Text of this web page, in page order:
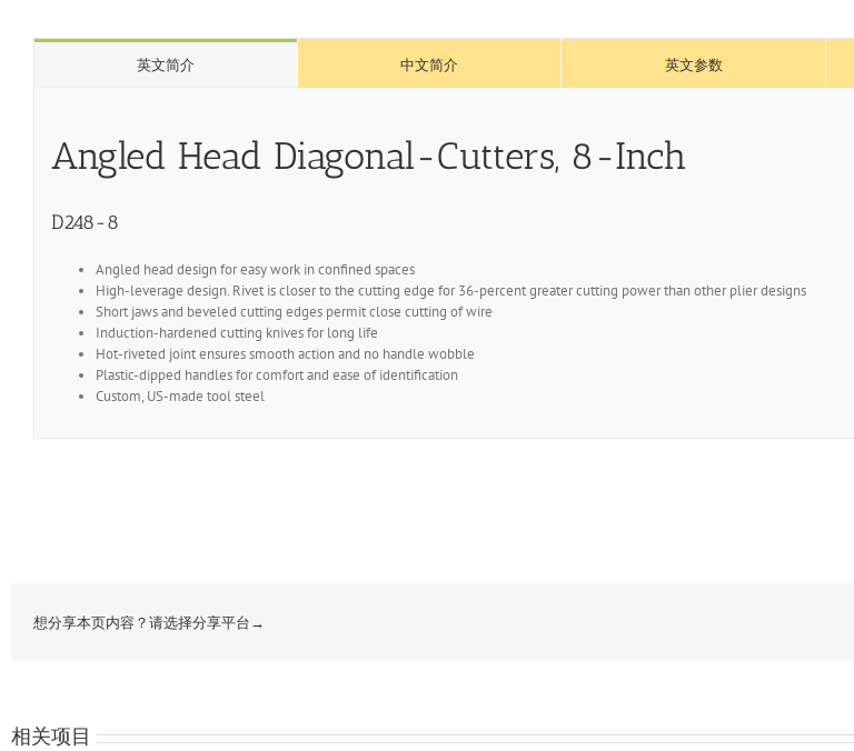
英文简介 中文简介 英文参数
Angled Head Diagonal-Cutters, 8-Inch
D248-8
Angled head design for easy work in confined spaces
High-leverage design. Rivet is closer to the cutting edge for 36-percent greater cutting power than other plier designs
Short jaws and beveled cutting edges permit close cutting of wire
Induction-hardened cutting knives for long life
Hot-riveted joint ensures smooth action and no handle wobble
Plastic-dipped handles for comfort and ease of identification
Custom, US-made tool steel
想分享本页内容？请选择分享平台→
相关项目